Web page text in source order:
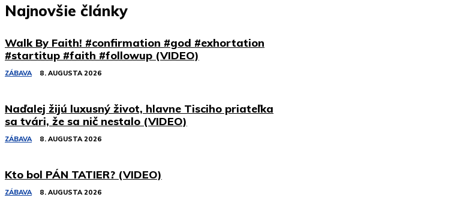
Najnovšie články
Walk By Faith! #confirmation #god #exhortation
#startitup #faith #followup (VIDEO)
ZÁBAVA 8. AUGUSTA 2026
Naďalej žijú luxusný život, hlavne Tisciho priateľka
sa tvári, že sa nič nestalo (VIDEO)
ZÁBAVA 8. AUGUSTA 2026
Kto bol PÁN TATIER? (VIDEO)
ZÁBAVA 8. AUGUSTA 2026